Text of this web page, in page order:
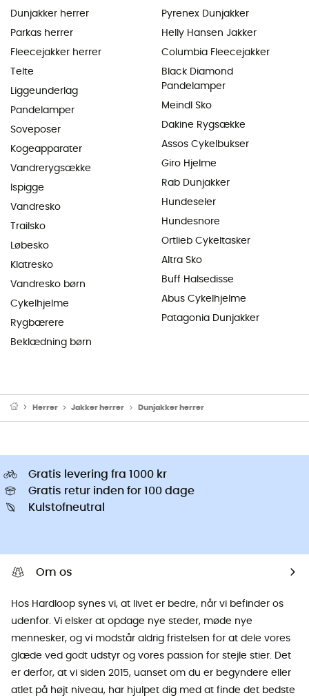
Dunjakker herrer
Parkas herrer
Fleecejakker herrer
Telte
Liggeunderlag
Pandelamper
Soveposer
Kogeapparater
Vandrerygsække
Ispigge
Vandresko
Trailsko
Løbesko
Klatresko
Vandresko børn
Cykelhjelme
Rygbærere
Beklædning børn
Pyrenex Dunjakker
Helly Hansen Jakker
Columbia Fleecejakker
Black Diamond
Pandelamper
Meindl Sko
Dakine Rygsække
Assos Cykelbukser
Giro Hjelme
Rab Dunjakker
Hundeseler
Hundesnore
Ortlieb Cykeltasker
Altra Sko
Buff Halsedisse
Abus Cykelhjelme
Patagonia Dunjakker
Herrer Jakker herrer Dunjakker herrer
Gratis levering fra 1000 kr
Gratis retur inden for 100 dage
Kulstofneutral
Om os
Hos Hardloop synes vi, at livet er bedre, når vi befinder os
udenfor. Vi elsker at opdage nye steder, møde nye
mennesker, og vi modstår aldrig fristelsen for at dele vores
glæde ved godt udstyr og vores passion for stejle stier. Det
er derfor, at vi siden 2015, uanset om du er begyndere eller
atlet på højt niveau, har hjulpet dig med at finde det bedste